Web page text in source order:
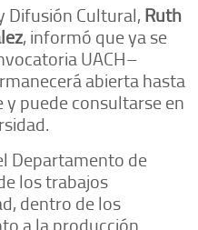
Difusión Cultural, Ruth
, informó que ya se
UACH–
abierta hasta
puede consultarse en
Departamento de
los trabajos
dentro de los
a la producción